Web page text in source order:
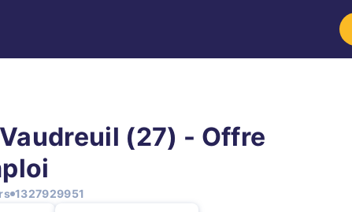
(27) - Offre
1327929951